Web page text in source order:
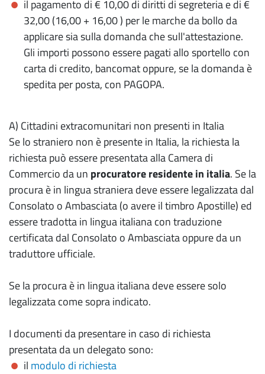
il pagamento di € 10,00 di diritti di segreteria e di €
32,00 (16,00 + 16,00 ) per le marche da bollo da
applicare sia sulla domanda che sull'attestazione.
Gli importi possono essere pagati allo sportello con
carta di credito, bancomat oppure, se la domanda è
spedita per posta, con PAGOPA.
A) Cittadini extracomunitari non presenti in Italia
Se lo straniero non è presente in Italia, la richiesta la
richiesta può essere presentata alla Camera di
Commercio da un procuratore residente in italia. Se la
procura è in lingua straniera deve essere legalizzata dal
Consolato o Ambasciata (o avere il timbro Apostille) ed
essere tradotta in lingua italiana con traduzione
certificata dal Consolato o Ambasciata oppure da un
traduttore ufficiale.
Se la procura è in lingua italiana deve essere solo
legalizzata come sopra indicato.
I documenti da presentare in caso di richiesta
presentata da un delegato sono:
il modulo di richiesta